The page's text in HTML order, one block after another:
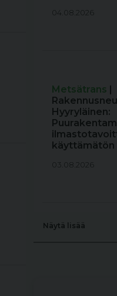
04.08.2026
Metsätrans |
Hyyryläinen:
käyttämätön
03.08.2026
Näytä lisää